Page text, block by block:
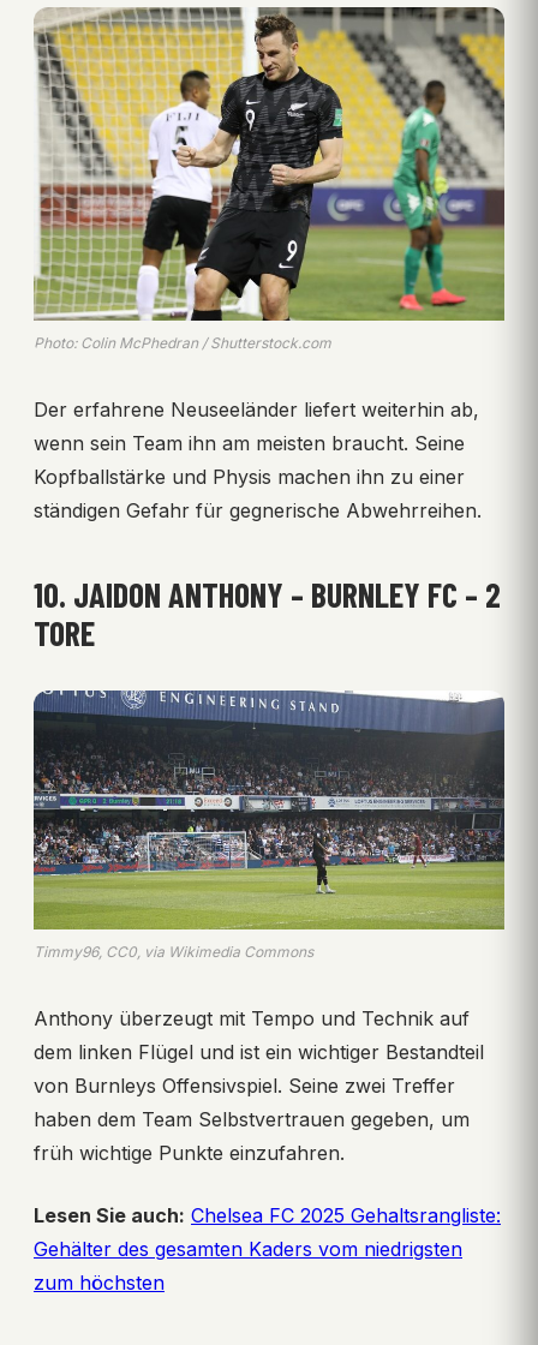
Photo: Colin McPhedran / Shutterstock.com
Der erfahrene Neuseeländer liefert weiterhin ab,
wenn sein Team ihn am meisten braucht. Seine
Kopfballstärke und Physis machen ihn zu einer
ständigen Gefahr für gegnerische Abwehrreihen.
10. JAIDON ANTHONY – BURNLEY FC – 2
TORE
Timmy96, CC0, via Wikimedia Commons
Anthony überzeugt mit Tempo und Technik auf
dem linken Flügel und ist ein wichtiger Bestandteil
von Burnleys Offensivspiel. Seine zwei Treffer
haben dem Team Selbstvertrauen gegeben, um
früh wichtige Punkte einzufahren.
Lesen Sie auch: Chelsea FC 2025 Gehaltsrangliste:
Gehälter des gesamten Kaders vom niedrigsten
zum höchsten